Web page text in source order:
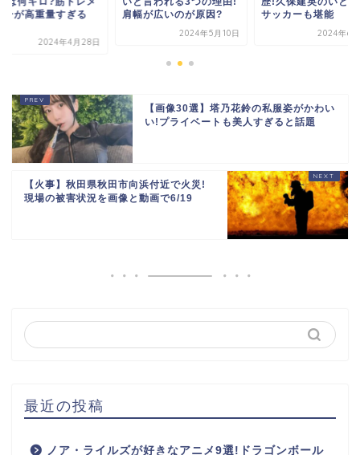
ーが高重量すぎる
2024年4月28日
肩幅が広いのが原因?
2024年5月10日
サッカーも堪能
2024年6
【画像30選】塔乃花鈴の私服姿がかわい
い!プライベートも美人すぎると話題
【火事】秋田県秋田市向浜付近で火災!
現場の被害状況を画像と動画で6/19
最近の投稿
ノア・ライルズが好きなアニメ9選!ドラゴンボール